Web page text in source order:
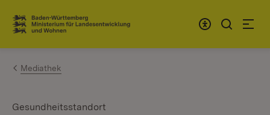
Zum Inhalt springen
Link zur Startseite
Mediathek
Gesundheitsstandort